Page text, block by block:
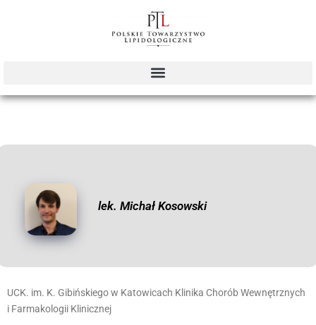
lek. Michał Kosowski
UCK. im. K. Gibińskiego w Katowicach Klinika Chorób Wewnętrznych
i Farmakologii Klinicznej